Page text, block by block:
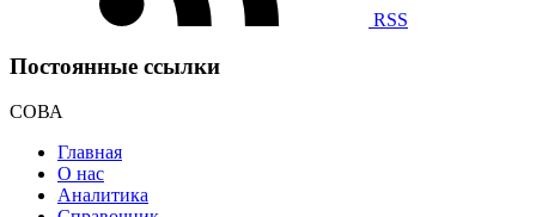
RSS
Постоянные ссылки
СОВА
Главная
О нас
Аналитика